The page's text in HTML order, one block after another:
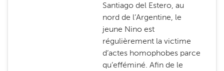
Santiago del Estero, au
nord de l’Argentine, le
jeune Nino est
régulièrement la victime
d’actes homophobes parce
qu’efféminé. Afin de le